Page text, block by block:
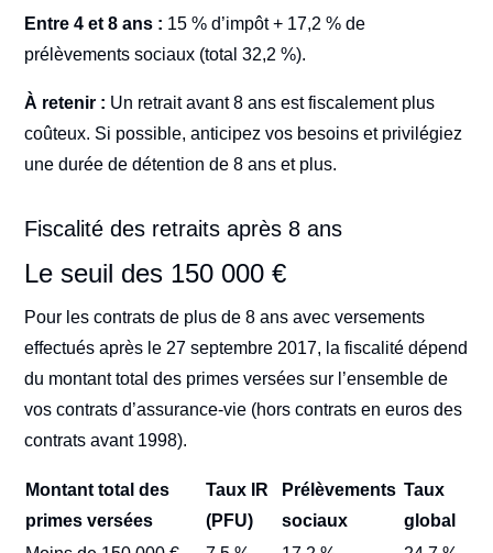
Entre 4 et 8 ans : 15 % d’impôt + 17,2 % de
prélèvements sociaux (total 32,2 %).
À retenir : Un retrait avant 8 ans est fiscalement plus
coûteux. Si possible, anticipez vos besoins et privilégiez
une durée de détention de 8 ans et plus.
Fiscalité des retraits après 8 ans
Le seuil des 150 000 €
Pour les contrats de plus de 8 ans avec versements
effectués après le 27 septembre 2017, la fiscalité dépend
du montant total des primes versées sur l’ensemble de
vos contrats d’assurance-vie (hors contrats en euros des
contrats avant 1998).
Montant total des
primes versées
Taux IR
(PFU)
Prélèvements
sociaux
Taux
global